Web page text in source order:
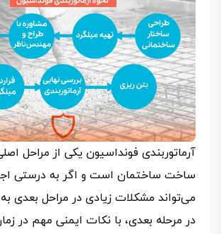
آرماتوربندی فونداسیون یکی از مراحل
ساخت ساختمان است و اگر به درستی
می‌تواند مشکلات زیادی در مراحل بعدی به
در مرحله بعدی، با نکات ایمنی مهم در